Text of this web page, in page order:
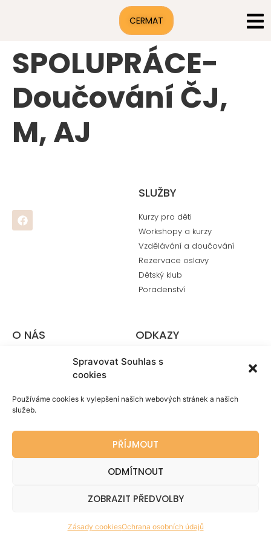
Spravovat Souhlas s
cookies
Používáme cookies k vylepšení našich webových stránek a našich
služeb.
PŘÍJMOUT
ODMÍTNOUT
ZOBRAZIT PŘEDVOLBY
Zásady cookiesOchrana osobních údajů
CERMAT
SPOLUPRÁCE-
Doučování ČJ,
M, AJ
SLUŽBY
Kurzy pro děti
Workshopy a kurzy
Vzdělávání a doučování
Rezervace oslavy
Dětský klub
Poradenství
O NÁS
Kontakt
ODKAZY
Helen Doron